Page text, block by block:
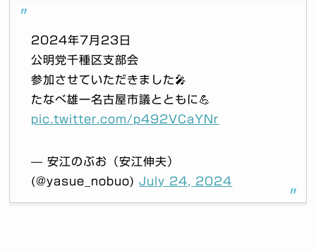
2024年7月23日
公明党千種区支部会
参加させていただきました🎤
たなべ雄一名古屋市議とともに💪
pic.twitter.com/p492VCaYNr
— 安江のぶお（安江伸夫）
(@yasue_nobuo)July 24, 2024